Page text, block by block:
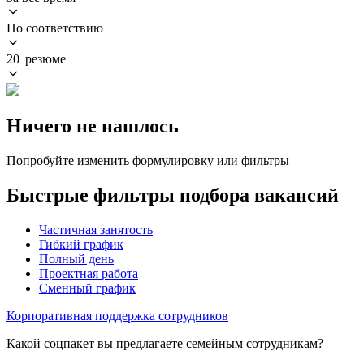
По соответствию
20 резюме
Ничего не нашлось
Попробуйте изменить формулировку или фильтры
Быстрые фильтры подбора вакансий
Частичная занятость
Гибкий график
Полный день
Проектная работа
Сменный график
Корпоративная поддержка сотрудников
Какой соцпакет вы предлагаете семейным сотрудникам?